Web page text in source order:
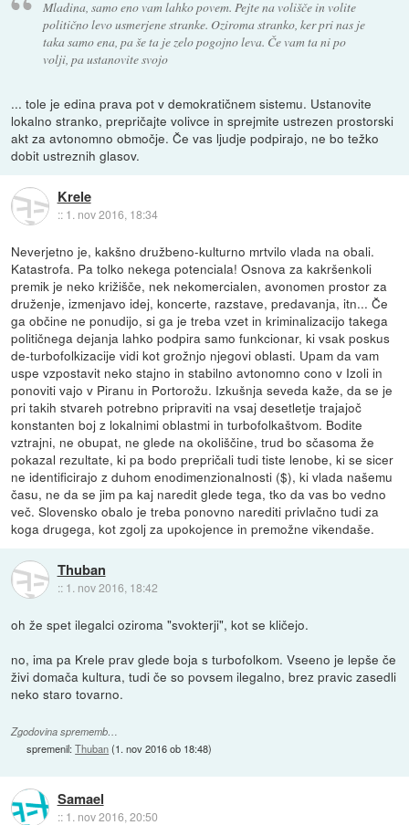
Mladina, samo eno vam lahko povem. Pejte na volišče in volite
politično levo usmerjene stranke. Oziroma stranko, ker pri nas je
taka samo ena, pa še ta je zelo pogojno leva. Če vam ta ni po
volji, pa ustanovite svojo
... tole je edina prava pot v demokratičnem sistemu. Ustanovite
lokalno stranko, prepričajte volivce in sprejmite ustrezen prostorski
akt za avtonomno območje. Če vas ljudje podpirajo, ne bo težko
dobit ustreznih glasov.
Krele
:: 1. nov 2016, 18:34
Neverjetno je, kakšno družbeno-kulturno mrtvilo vlada na obali.
Katastrofa. Pa tolko nekega potenciala! Osnova za kakršenkoli
premik je neko križišče, nek nekomercialen, avonomen prostor za
druženje, izmenjavo idej, koncerte, razstave, predavanja, itn... Če
ga občine ne ponudijo, si ga je treba vzet in kriminalizacijo takega
političnega dejanja lahko podpira samo funkcionar, ki vsak poskus
de-turbofolkizacije vidi kot grožnjo njegovi oblasti. Upam da vam
uspe vzpostavit neko stajno in stabilno avtonomno cono v Izoli in
ponoviti vajo v Piranu in Portorožu. Izkušnja seveda kaže, da se je
pri takih stvareh potrebno pripraviti na vsaj desetletje trajajoč
konstanten boj z lokalnimi oblastmi in turbofolkaštvom. Bodite
vztrajni, ne obupat, ne glede na okoliščine, trud bo sčasoma že
pokazal rezultate, ki pa bodo prepričali tudi tiste lenobe, ki se sicer
ne identificirajo z duhom enodimenzionalnosti ($), ki vlada našemu
času, ne da se jim pa kaj naredit glede tega, tko da vas bo vedno
več. Slovensko obalo je treba ponovno narediti privlačno tudi za
koga drugega, kot zgolj za upokojence in premožne vikendaše.
Thuban
:: 1. nov 2016, 18:42
oh že spet ilegalci oziroma "svokterji", kot se kličejo.
no, ima pa Krele prav glede boja s turbofolkom. Vseeno je lepše če
živi domača kultura, tudi če so povsem ilegalno, brez pravic zasedli
neko staro tovarno.
Zgodovina sprememb…
spremenil:Thuban(1. nov 2016 ob 18:48)
Samael
:: 1. nov 2016, 20:50